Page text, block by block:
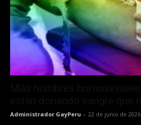
Administrador GayPeru - 22 de junio de 2026